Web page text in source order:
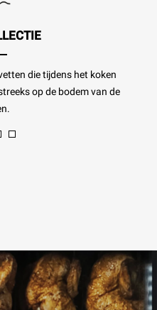
die tijdens het koken
op de bodem van de